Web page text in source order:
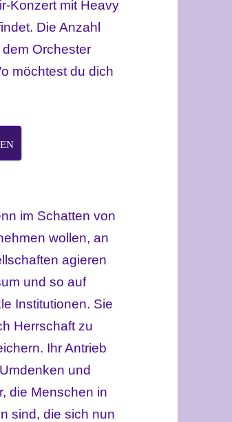
Konzert mit Heavy
Die Anzahl
Orchester
möchtest du dich
im Schatten von
wollen, an
agieren
und so auf
Institutionen. Sie
Herrschaft zu
Ihr Antrieb
und
die Menschen in
sind, die sich nun